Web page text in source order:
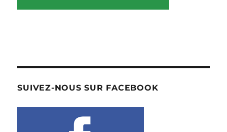
SUIVEZ-NOUS SUR FACEBOOK